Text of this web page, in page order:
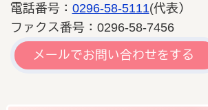
電話番号： 0296-58-5111(代表）
ファクス番号：0296-58-7456
メールでお問い合わせをする